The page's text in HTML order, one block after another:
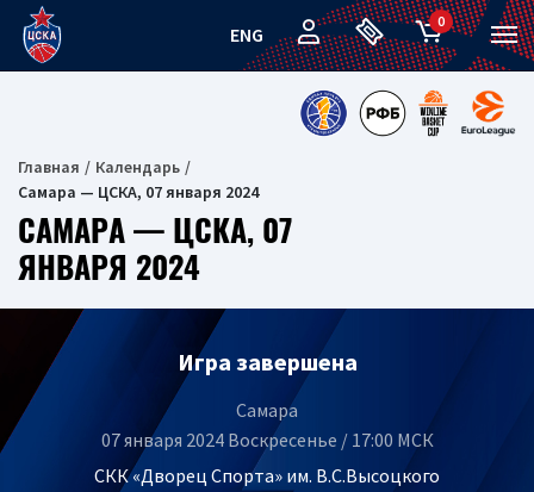
ENG
0
Главная
Календарь
Самара — ЦСКА, 07 января 2024
САМАРА — ЦСКА, 07
ЯНВАРЯ 2024
Игра завершена
Самара
07 января 2024 Воскресенье / 17:00 МСК
СКК «Дворец Спорта» им. В.С.Высоцкого